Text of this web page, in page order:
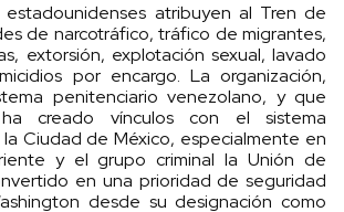
atribuyen al Tren de
de narcotráfico, tráfico de migrantes,
extorsión, explotación sexual, lavado
por encargo. La organización,
penitenciario venezolano, y que
creado vínculos con el sistema
Ciudad de México, especialmente en
y el grupo criminal la Unión de
en una prioridad de seguridad
desde su designación como